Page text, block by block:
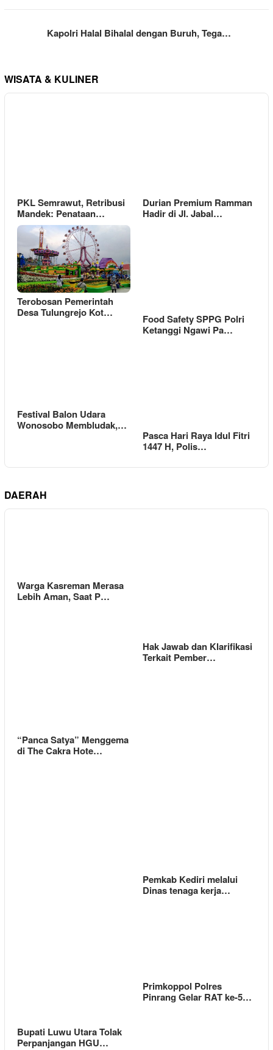
Kapolri Halal Bihalal dengan Buruh, Tega…
WISATA & KULINER
PKL Semrawut, Retribusi
Mandek: Penataan…
Durian Premium Ramman
Hadir di Jl. Jabal…
Terobosan Pemerintah
Desa Tulungrejo Kot…
Food Safety SPPG Polri
Ketanggi Ngawi Pa…
Festival Balon Udara
Wonosobo Membludak,…
Pasca Hari Raya Idul Fitri
1447 H, Polis…
DAERAH
Warga Kasreman Merasa
Lebih Aman, Saat P…
Hak Jawab dan Klarifikasi
Terkait Pember…
“Panca Satya” Menggema
di The Cakra Hote…
Pemkab Kediri melalui
Dinas tenaga kerja…
Bupati Luwu Utara Tolak
Perpanjangan HGU…
Primkoppol Polres
Pinrang Gelar RAT ke-5…